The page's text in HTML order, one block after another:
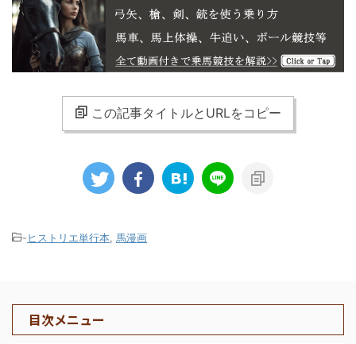
この記事タイトルとURLをコピー
-ヒストリエ単行本 馬漫画
目次メニュー